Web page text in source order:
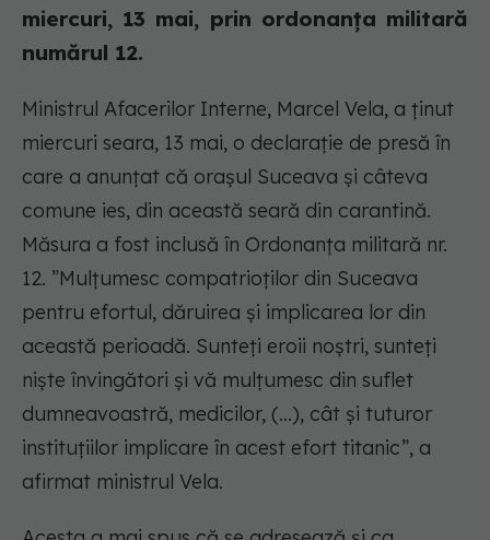
miercuri, 13 mai, prin ordonanța militară
numărul 12.
Ministrul Afacerilor Interne, Marcel Vela, a ținut
miercuri seara, 13 mai, o declarație de presă în
care a anunțat că orașul Suceava și câteva
comune ies, din această seară din carantină.
Măsura a fost inclusă în Ordonanța militară nr.
12. ”Mulţumesc compatrioţilor din Suceava
pentru efortul, dăruirea şi implicarea lor din
această perioadă. Sunteți eroii noștri, sunteţi
nişte învingători şi vă mulţumesc din suflet
dumneavoastră, medicilor, (...), cât și tuturor
instituțiilor implicare în acest efort titanic”, a
afirmat ministrul Vela.